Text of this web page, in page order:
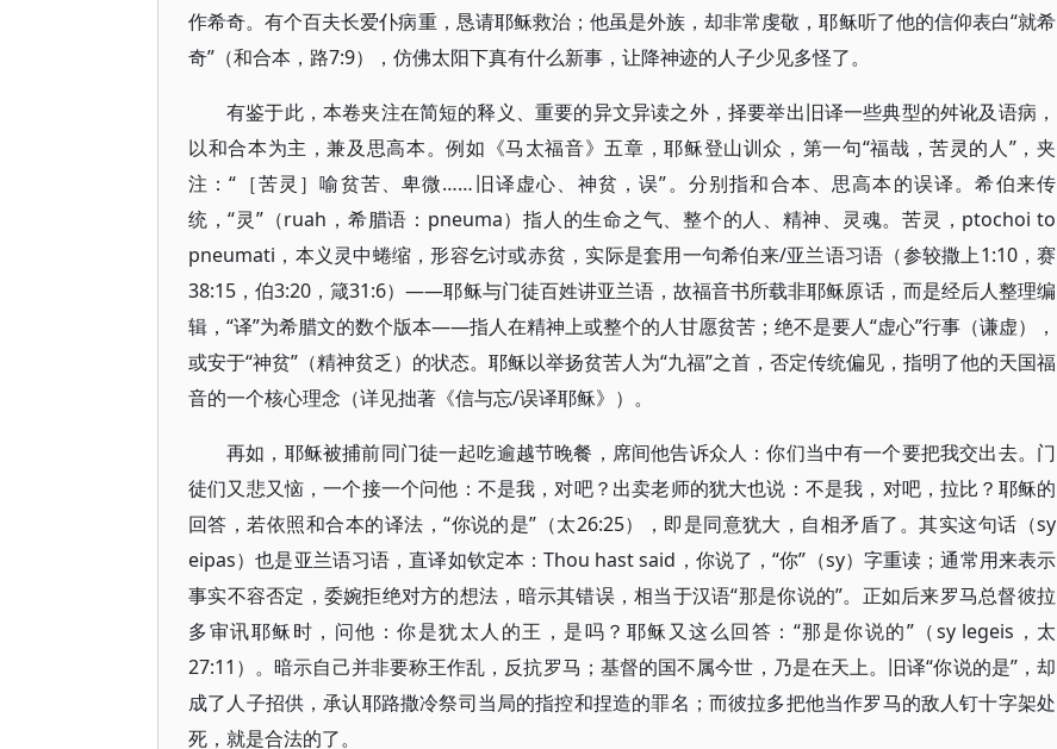
作希奇。有个百夫长爱仆病重，恳请耶稣救治；他虽是外族，却非常虔敬，耶稣听了他的信仰表白“就希
奇”（和合本，路7:9），仿佛太阳下真有什么新事，让降神迹的人子少见多怪了。
有鉴于此，本卷夹注在简短的释义、重要的异文异读之外，择要举出旧译一些典型的舛讹及语病，
以和合本为主，兼及思高本。例如《马太福音》五章，耶稣登山训众，第一句“福哉，苦灵的人”，夹
注：“［苦灵］喻贫苦、卑微……旧译虚心、神贫，误”。分别指和合本、思高本的误译。希伯来传
统，“灵”（ruah，希腊语：pneuma）指人的生命之气、整个的人、精神、灵魂。苦灵，ptochoi to
pneumati，本义灵中蜷缩，形容乞讨或赤贫，实际是套用一句希伯来/亚兰语习语（参较撒上1:10，赛
38:15，伯3:20，箴31:6）——耶稣与门徒百姓讲亚兰语，故福音书所载非耶稣原话，而是经后人整理编
辑，“译”为希腊文的数个版本——指人在精神上或整个的人甘愿贫苦；绝不是要人“虚心”行事（谦虚），
或安于“神贫”（精神贫乏）的状态。耶稣以举扬贫苦人为“九福”之首，否定传统偏见，指明了他的天国福
音的一个核心理念（详见拙著《信与忘/误译耶稣》）。
再如，耶稣被捕前同门徒一起吃逾越节晚餐，席间他告诉众人：你们当中有一个要把我交出去。门
徒们又悲又恼，一个接一个问他：不是我，对吧？出卖老师的犹大也说：不是我，对吧，拉比？耶稣的
回答，若依照和合本的译法，“你说的是”（太26:25），即是同意犹大，自相矛盾了。其实这句话（sy
eipas）也是亚兰语习语，直译如钦定本：Thou hast said，你说了，“你”（sy）字重读；通常用来表示
事实不容否定，委婉拒绝对方的想法，暗示其错误，相当于汉语“那是你说的”。正如后来罗马总督彼拉
多审讯耶稣时，问他：你是犹太人的王，是吗？耶稣又这么回答：“那是你说的”（sy legeis，太
27:11）。暗示自己并非要称王作乱，反抗罗马；基督的国不属今世，乃是在天上。旧译“你说的是”，却
成了人子招供，承认耶路撒冷祭司当局的指控和捏造的罪名；而彼拉多把他当作罗马的敌人钉十字架处
死，就是合法的了。